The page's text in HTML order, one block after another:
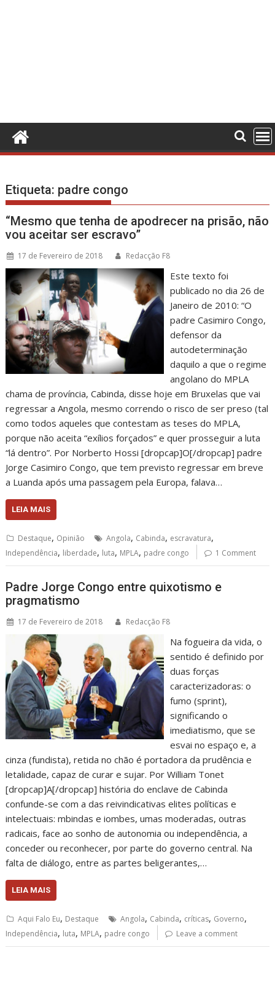
Etiqueta: padre congo
“Mesmo que tenha de apodrecer na prisão, não
vou aceitar ser escravo”
17 de Fevereiro de 2018 Redacção F8
Este texto foi
publicado no dia 26 de
Janeiro de 2010: “O
padre Casimiro Congo,
defensor da
autodeterminação
daquilo a que o regime
angolano do MPLA
chama de província, Cabinda, disse hoje em Bruxelas que vai
regressar a Angola, mesmo correndo o risco de ser preso (tal
como todos aqueles que contestam as teses do MPLA,
porque não aceita “exílios forçados” e quer prosseguir a luta
“lá dentro”. Por Norberto Hossi [dropcap]O[/dropcap] padre
Jorge Casimiro Congo, que tem previsto regressar em breve
a Luanda após uma passagem pela Europa, falava…
LEIA MAIS
Destaque, Opinião Angola, Cabinda, escravatura,
Independência, liberdade, luta, MPLA, padre congo 1 Comment
Padre Jorge Congo entre quixotismo e
pragmatismo
17 de Fevereiro de 2018 Redacção F8
Na fogueira da vida, o
sentido é definido por
duas forças
caracterizadoras: o
fumo (sprint),
significando o
imediatismo, que se
esvai no espaço e, a
cinza (fundista), retida no chão é portadora da prudência e
letalidade, capaz de curar e sujar. Por William Tonet
[dropcap]A[/dropcap] história do enclave de Cabinda
confunde-se com a das reivindicativas elites políticas e
intelectuais: mbindas e iombes, umas moderadas, outras
radicais, face ao sonho de autonomia ou independência, a
conceder ou reconhecer, por parte do governo central. Na
falta de diálogo, entre as partes beligerantes,…
LEIA MAIS
Aqui Falo Eu, Destaque Angola, Cabinda, críticas, Governo,
Independência, luta, MPLA, padre congo Leave a comment